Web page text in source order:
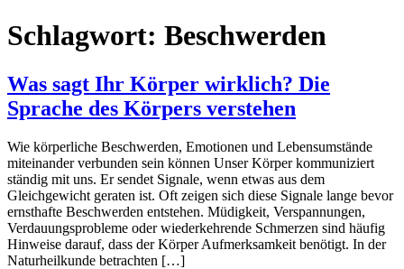
Schlagwort: Beschwerden
Was sagt Ihr Körper wirklich? Die
Sprache des Körpers verstehen
Wie körperliche Beschwerden, Emotionen und Lebensumstände
miteinander verbunden sein können Unser Körper kommuniziert
ständig mit uns. Er sendet Signale, wenn etwas aus dem
Gleichgewicht geraten ist. Oft zeigen sich diese Signale lange bevor
ernsthafte Beschwerden entstehen. Müdigkeit, Verspannungen,
Verdauungsprobleme oder wiederkehrende Schmerzen sind häufig
Hinweise darauf, dass der Körper Aufmerksamkeit benötigt. In der
Naturheilkunde betrachten […]